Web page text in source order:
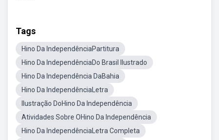
Tags
Hino Da IndependênciaPartitura
Hino Da IndependênciaDo Brasil Ilustrado
Hino Da Independência DaBahia
Hino Da IndependênciaLetra
Ilustração DoHino Da Independência
Atividades Sobre OHino Da Independência
Hino Da IndependênciaLetra Completa